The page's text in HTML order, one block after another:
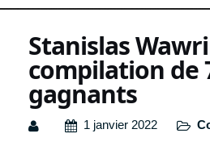
Stanislas
compilation de
gagnants
1 janvier 2022